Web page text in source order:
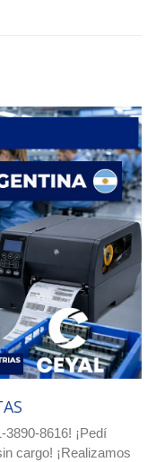
nuestro equipo
11-3890-8616